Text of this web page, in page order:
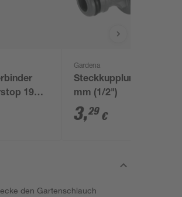
19
Gardena
Steckkupplung 13
mm (1/2")
3,29 €
den Gartenschlauch